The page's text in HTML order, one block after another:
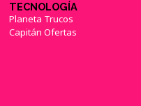
TECNOLOGÍA
Planeta Trucos
Capitán Ofertas